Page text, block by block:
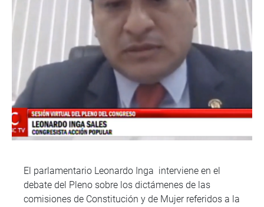
El parlamentario Leonardo Inga interviene en el
debate del Pleno sobre los dictámenes de las
comisiones de Constitución y de Mujer referidos a la